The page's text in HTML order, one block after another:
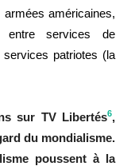
américaines,
services de
patriotes (la
sur TV Libertés6,
du mondialisme.
poussent à la